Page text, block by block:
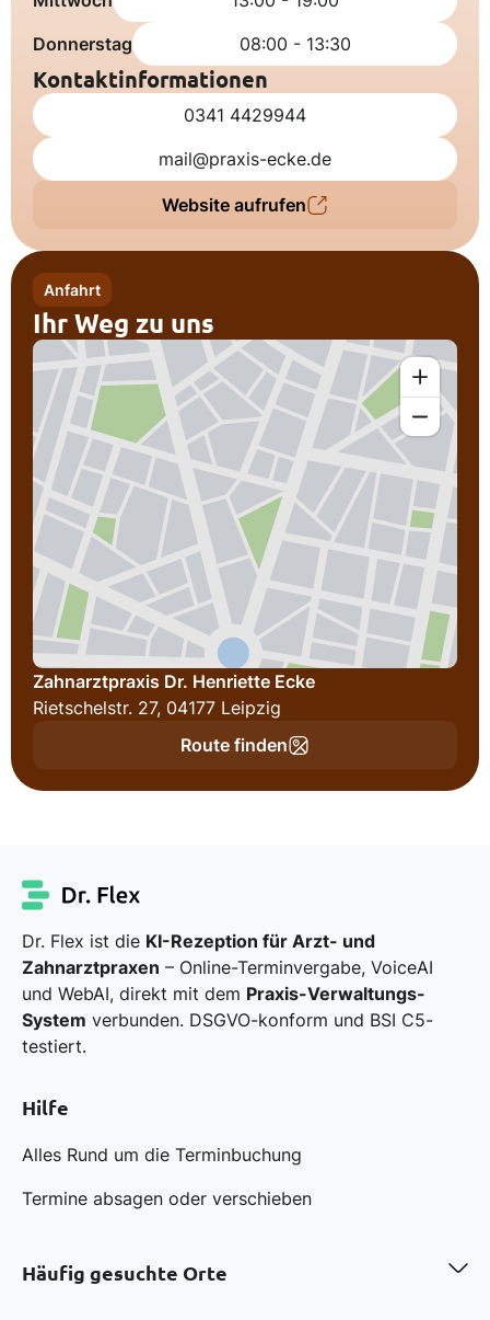
Donnerstag
08:00 - 13:30
Kontaktinformationen
0341 4429944
mail@praxis-ecke.de
Website aufrufen
Anfahrt
Ihr Weg zu uns
Zahnarztpraxis Dr. Henriette Ecke
Rietschelstr. 27, 04177 Leipzig
Route finden
Dr. Flex ist die KI-Rezeption für Arzt- und
Zahnarztpraxen – Online-Terminvergabe, VoiceAI
und WebAI, direkt mit dem Praxis-Verwaltungs-
System verbunden. DSGVO-konform und BSI C5-
testiert.
Hilfe
Alles Rund um die Terminbuchung
Termine absagen oder verschieben
Häufig gesuchte Orte